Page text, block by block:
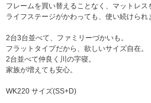
フレームを買い替えることなく、マットレス
ライフステージがかわっても、使い続けられ
2台3台並べて、ファミリーづかいも。
フラットタイプだから、欲しいサイズ自在。
2台並べて仲良く川の字寝。
家族が増えても安心。
WK220 サイズ(SS+D)